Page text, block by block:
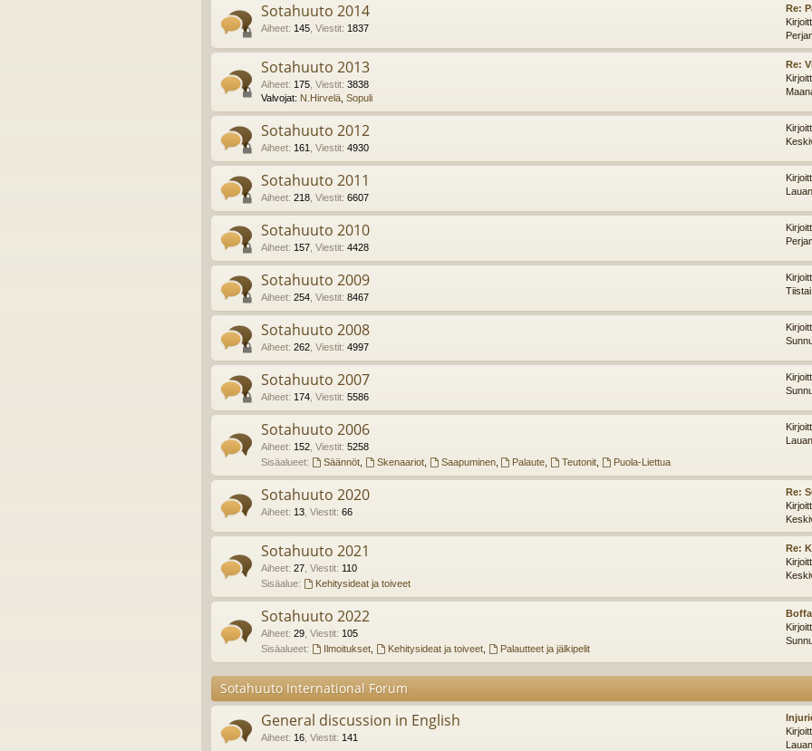
Sotahuuto 2014
Aiheet: 145 Viestit: 1837
Re:
Sotahuuto 2013
Aiheet: 175 Viestit: 3838
Valvojat: N.Hirvelä Sopuli
Re:
Sotahuuto 2012
Aiheet: 161 Viestit: 4930
Sotahuuto 2011
Aiheet: 218 Viestit: 6607
Sotahuuto 2010
Aiheet: 157 Viestit: 4428
Sotahuuto 2009
Aiheet: 254 Viestit: 8467
Sotahuuto 2008
Aiheet: 262 Viestit: 4997
Sotahuuto 2007
Aiheet: 174 Viestit: 5586
Sotahuuto 2006
Aiheet: 152 Viestit: 5258
Sisäalueet:
Säännöt, Skenaariot, Saapuminen, Palaute Teutonit Puola-Liettua
Sotahuuto 2020
Aiheet: 13 Viestit: 66
Re:
Sotahuuto 2021
Aiheet: 27 Viestit: 110
Sisäalue:
Kehitysideat ja toiveet
Re:
Sotahuuto 2022
Aiheet: 29 Viestit: 105
Sisäalueet:
Ilmoitukset, Kehitysideat ja toiveet, Palautteet ja jälkipelit
Sotahuuto International Forum
General discussion in English
Aiheet: 16 Viestit: 141